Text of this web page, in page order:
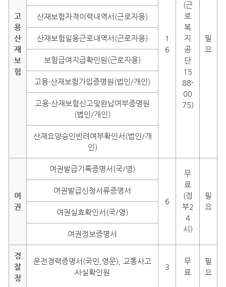
고
용
산
재
보
험
1
6
(근
로
복
지
공
단
15
88-
00
75)
필
요
산재보험자격이력내역서(근로자용)
산재보험일용근로내역서(근로자용)
보험급여지급확인원(근로자용)
고용·산재보험가입증명원(법인/개인)
고용·산재보험신고및완납여부증명원
(볍인/개인)
산재요양승인반려여부확인서(법인/개
인)
여
권
여권발급기록증명서(국/영)
6
무
료
(정
부2
4
시)
필
요
여권발급신청서류증명서
여권실효확인서(국/영)
여권정보증명서
경
찰
청
운전경력증명서(국민,영문), 교통사고
사실확인원
3
무
료
필
요